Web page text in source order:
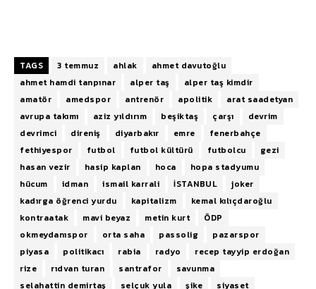
TAGS 3 temmuz ahlak
ahmet davutoğlu
ahmet hamdi tanpınar
alper taş
alper taş kimdir
amatör
amedspor antrenör apolitik
arat saadetyan
avrupa takımı
aziz yıldırım beşiktaş çarşı
devrim
devrimci
direniş diyarbakır emre
fenerbahçe
fethiyespor
futbol futbol kültürü futbolcu
gezi
hasan vezir
hasip kaplan hoca
hopa stadyumu
hücum
idman ismail karrali İSTANBUL
joker
kadırga öğrenci yurdu
kapitalizm
kemal kılıçdaroğlu
kontraatak
mavi beyaz metin kurt
ÖDP
okmeydanıspor
orta saha passolig
pazarspor
piyasa
politikacı rabia radyo
recep tayyip erdoğan
rize
rıdvan turan santrafor
savunma
selahattin demirtaş
selçuk yula şike
siyaset